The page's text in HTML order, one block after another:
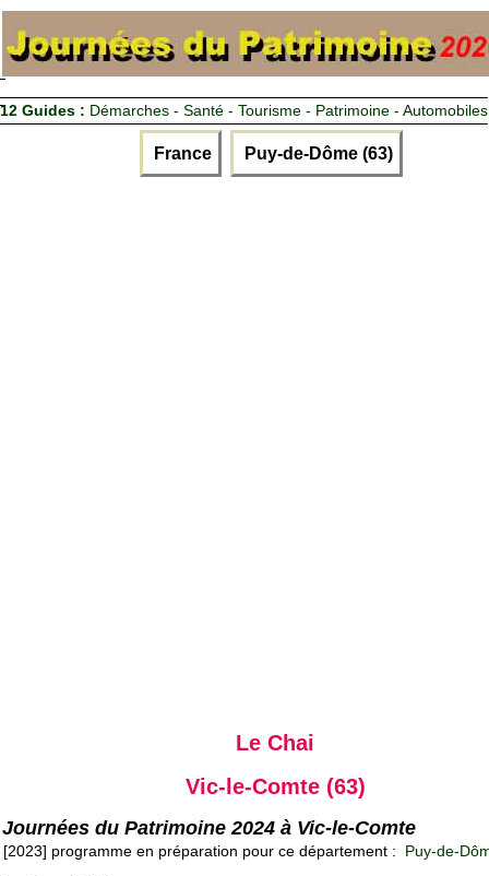
12 Guides : Démarches - Santé - Tourisme - Patrimoine - Automobiles
France Puy-de-Dôme (63)
Le Chai
Vic-le-Comte (63)
Journées du Patrimoine 2024 à Vic-le-Comte
[2023] programme en préparation pour ce département : Puy-de-